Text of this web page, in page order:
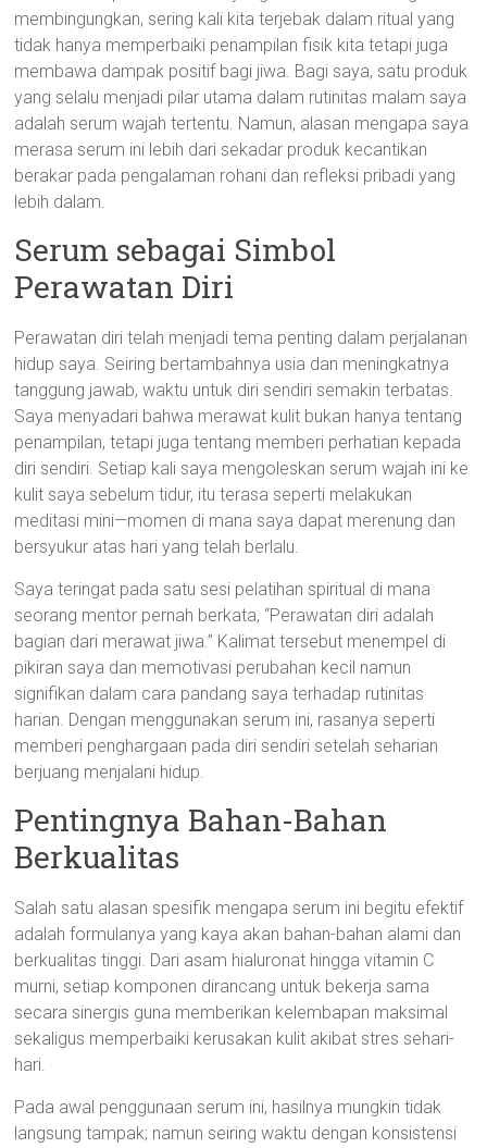
membingungkan, sering kali kita terjebak dalam ritual yang
tidak hanya memperbaiki penampilan fisik kita tetapi juga
membawa dampak positif bagi jiwa. Bagi saya, satu produk
yang selalu menjadi pilar utama dalam rutinitas malam saya
adalah serum wajah tertentu. Namun, alasan mengapa saya
merasa serum ini lebih dari sekadar produk kecantikan
berakar pada pengalaman rohani dan refleksi pribadi yang
lebih dalam.
Serum sebagai Simbol
Perawatan Diri
Perawatan diri telah menjadi tema penting dalam perjalanan
hidup saya. Seiring bertambahnya usia dan meningkatnya
tanggung jawab, waktu untuk diri sendiri semakin terbatas.
Saya menyadari bahwa merawat kulit bukan hanya tentang
penampilan, tetapi juga tentang memberi perhatian kepada
diri sendiri. Setiap kali saya mengoleskan serum wajah ini ke
kulit saya sebelum tidur, itu terasa seperti melakukan
meditasi mini—momen di mana saya dapat merenung dan
bersyukur atas hari yang telah berlalu.
Saya teringat pada satu sesi pelatihan spiritual di mana
seorang mentor pernah berkata, “Perawatan diri adalah
bagian dari merawat jiwa.” Kalimat tersebut menempel di
pikiran saya dan memotivasi perubahan kecil namun
signifikan dalam cara pandang saya terhadap rutinitas
harian. Dengan menggunakan serum ini, rasanya seperti
memberi penghargaan pada diri sendiri setelah seharian
berjuang menjalani hidup.
Pentingnya Bahan-Bahan
Berkualitas
Salah satu alasan spesifik mengapa serum ini begitu efektif
adalah formulanya yang kaya akan bahan-bahan alami dan
berkualitas tinggi. Dari asam hialuronat hingga vitamin C
murni, setiap komponen dirancang untuk bekerja sama
secara sinergis guna memberikan kelembapan maksimal
sekaligus memperbaiki kerusakan kulit akibat stres sehari-
hari.
Pada awal penggunaan serum ini, hasilnya mungkin tidak
langsung tampak; namun seiring waktu dengan konsistensi